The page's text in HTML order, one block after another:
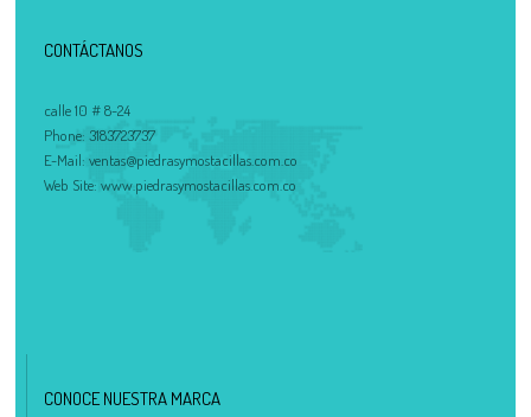
CONTÁCTANOS
calle 10 # 8-24
Phone: 3183723737
E-Mail: ventas@piedrasymostacillas.com.co
Web Site: www.piedrasymostacillas.com.co
CONOCE NUESTRA MARCA